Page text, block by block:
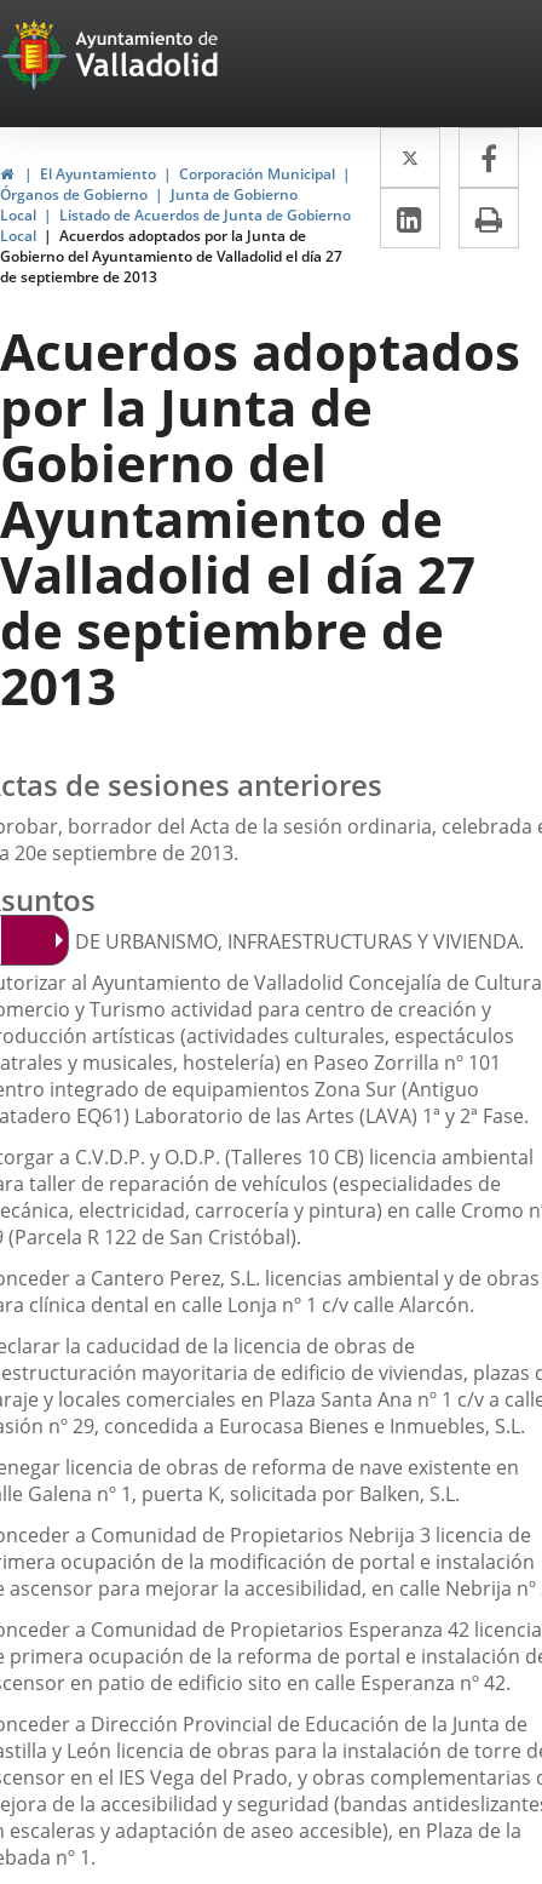
Portal
Web
del
Ayuntamiento
de
Valladolid
HomeEl Ayuntamiento
Corporación Municipal
Órganos de Gobierno
Junta de Gobierno
Local
Listado de Acuerdos de Junta de Gobierno
Local
Acuerdos adoptados por la Junta de
Gobierno del Ayuntamiento de Valladolid el día 27
de septiembre de 2013
Twitter
Enlace
a
una
a
Linkedin
Enlace
a
externa.
Acuerdos adoptados
por la Junta de
Gobierno del
Ayuntamiento de
Valladolid el día 27
de septiembre de
2013
de sesiones anteriores
borrador del Acta de la sesión ordinaria, celebrada
20e septiembre de 2013.
DE URBANISMO, INFRAESTRUCTURAS Y VIVIENDA.
al Ayuntamiento de Valladolid Concejalía de
y Turismo actividad para centro de creación y
artísticas (actividades culturales, espectáculos
y musicales, hostelería) en Paseo Zorrilla nº 101
integrado de equipamientos Zona Sur (Antiguo
EQ61) Laboratorio de las Artes (LAVA) 1ª y 2ª Fase.
a C.V.D.P. y O.D.P. (Talleres 10 CB) licencia ambiental
taller de reparación de vehículos (especialidades de
electricidad, carrocería y pintura) en calle Cromo
(Parcela R 122 de San Cristóbal).
a Cantero Perez, S.L. licencias ambiental y de obras
clínica dental en calle Lonja nº 1 c/v calle Alarcón.
la caducidad de la licencia de obras de
mayoritaria de edificio de viviendas, plazas
y locales comerciales en Plaza Santa Ana nº 1 c/v a
nº 29, concedida a Eurocasa Bienes e Inmuebles, S.L.
licencia de obras de reforma de nave existente en
Galena nº 1, puerta K, solicitada por Balken, S.L.
a Comunidad de Propietarios Nebrija 3 licencia de
ocupación de la modificación de portal e instalación
ascensor para mejorar la accesibilidad, en calle Nebrija nº
a Comunidad de Propietarios Esperanza 42 licencia
primera ocupación de la reforma de portal e instalación
en patio de edificio sito en calle Esperanza nº 42.
a Dirección Provincial de Educación de la Junta de
y León licencia de obras para la instalación de torre
en el IES Vega del Prado, y obras complementarias
de la accesibilidad y seguridad (bandas
escaleras y adaptación de aseo accesible), en Plaza de la
nº 1.